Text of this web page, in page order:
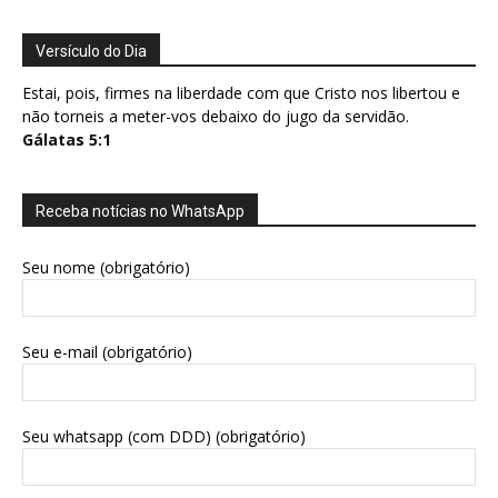
Versículo do Dia
Estai, pois, firmes na liberdade com que Cristo nos libertou e
não torneis a meter-vos debaixo do jugo da servidão.
Gálatas 5:1
Receba notícias no WhatsApp
Seu nome (obrigatório)
Seu e-mail (obrigatório)
Seu whatsapp (com DDD) (obrigatório)